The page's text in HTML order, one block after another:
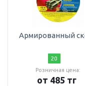
Армированный
20
Розничная цена:
от 485 тг